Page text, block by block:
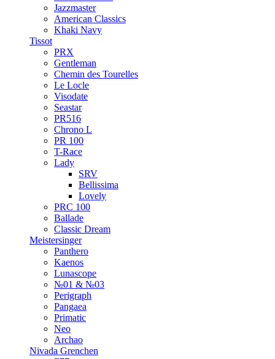
Jazzmaster
American Classics
Khaki Navy
Tissot
PRX
Gentleman
Chemin des Tourelles
Le Locle
Visodate
Seastar
PR516
Chrono L
PR 100
T-Race
Lady
SRV
Bellissima
Lovely
PRC 100
Ballade
Classic Dream
Meistersinger
Panthero
Kaenos
Lunascope
№01 & №03
Perigraph
Pangaea
Primatic
Neo
Archao
Nivada Grenchen